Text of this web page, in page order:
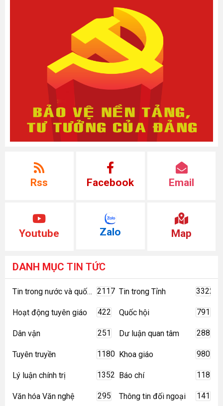
Rss Facebook Email
Youtube Zalo Map
DANH MỤC TIN TỨC
Tin trong nước và quốc tế 2117 Tin trong Tỉnh 3322
Hoạt động tuyên giáo 422 Quốc hội 791
Dân vận 251 Dư luận quan tâm 288
Tuyên truyền 1180 Khoa giáo 980
Lý luận chính trị 1352 Báo chí 118
Văn hóa Văn nghệ 295 Thông tin đối ngoại 141